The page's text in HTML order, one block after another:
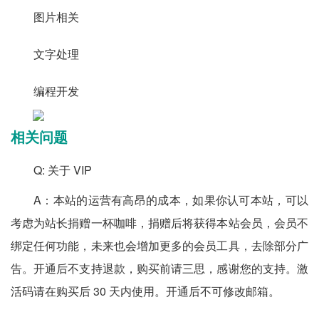
图片相关
文字处理
编程开发
相关问题
Q: 关于 VIP
A：本站的运营有高昂的成本，如果你认可本站，可以
考虑为站长捐赠一杯咖啡，捐赠后将获得本站会员，会员不
绑定任何功能，未来也会增加更多的会员工具，去除部分广
告。开通后不支持退款，购买前请三思，感谢您的支持。激
活码请在购买后 30 天内使用。开通后不可修改邮箱。